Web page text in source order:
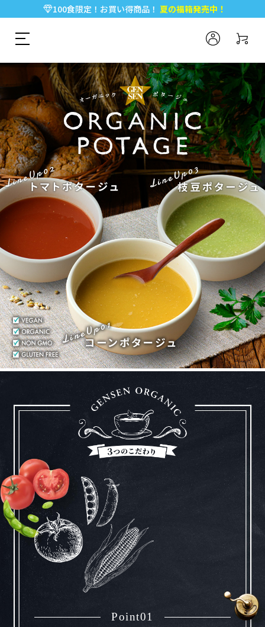
100食限定！お買い得商品！ 夏の福箱発売中！
プレゼント！
Point01